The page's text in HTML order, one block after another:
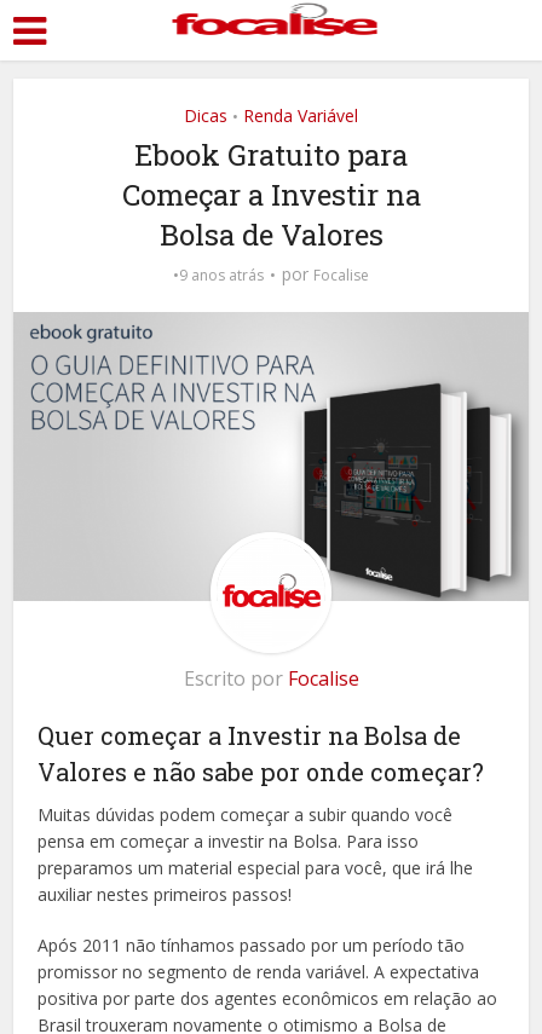
Dicas • Renda Variável
Ebook Gratuito para
Começar a Investir na
Bolsa de Valores
9 anos atrás por Focalise
Escrito por Focalise
Quer começar a Investir na Bolsa de
Valores e não sabe por onde começar?
Muitas dúvidas podem começar a subir quando você
pensa em começar a investir na Bolsa. Para isso
preparamos um material especial para você, que irá lhe
auxiliar nestes primeiros passos!
Após 2011 não tínhamos passado por um período tão
promissor no segmento de renda variável. A expectativa
positiva por parte dos agentes econômicos em relação ao
Brasil trouxeram novamente o otimismo a Bolsa de